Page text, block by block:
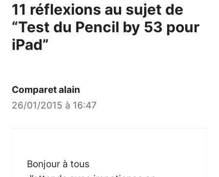
11 réflexions au sujet de
“Test du Pencil by 53 pour
iPad”
Comparet alain
26/01/2015 à 16:47
Bonjour à tous